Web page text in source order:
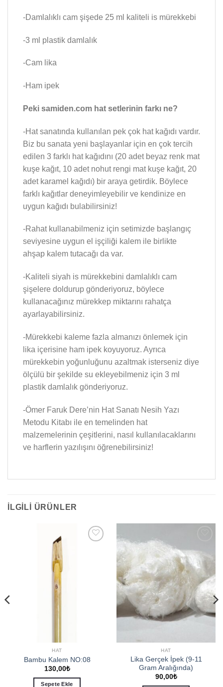
-Damlalıklı cam şişede 25 ml kaliteli is mürekkebi
-3 ml plastik damlalık
-Cam lika
-Ham ipek
Peki samiden.com hat setlerinin farkı ne?
-Hat sanatında kullanılan pek çok hat kağıdı vardır.
Biz bu sanata yeni başlayanlar için en çok tercih
edilen 3 farklı hat kağıdını (20 adet beyaz renk mat
kuşe kağıt, 10 adet nohut rengi mat kuşe kağıt, 20
adet karamel kağıdı) bir araya getirdik. Böylece
farklı kağıtlar deneyimleyebilir ve kendinize en
uygun kağıdı bulabilirsiniz!
-Rahat kullanabilmeniz için setimizde başlangıç
seviyesine uygun el işçiliği kalem ile birlikte
ahşap kalem tutacağı da var.
-Kaliteli siyah is mürekkebini damlalıklı cam
şişelere doldurup gönderiyoruz, böylece
kullanacağınız mürekkep miktarını rahatça
ayarlayabilirsiniz.
-Mürekkebi kaleme fazla almanızı önlemek için
lika içerisine ham ipek koyuyoruz. Ayrıca
mürekkebin yoğunluğunu azaltmak isterseniz diye
ölçülü bir şekilde su ekleyebilmeniz için 3 ml
plastik damlalık gönderiyoruz.
-Ömer Faruk Dere’nin Hat Sanatı Nesih Yazı
Metodu Kitabı ile en temelinden hat
malzemelerinin çeşitlerini, nasıl kullanılacaklarını
ve harflerin yazılışını öğrenebilirsiniz!
İLGILI ÜRÜNLER
HAT
Bambu Kalem NO:08
130,00₺
Sepete Ekle
wishlist
HAT
Lika Gerçek İpek (9-11
Gram Aralığında)
90,00₺